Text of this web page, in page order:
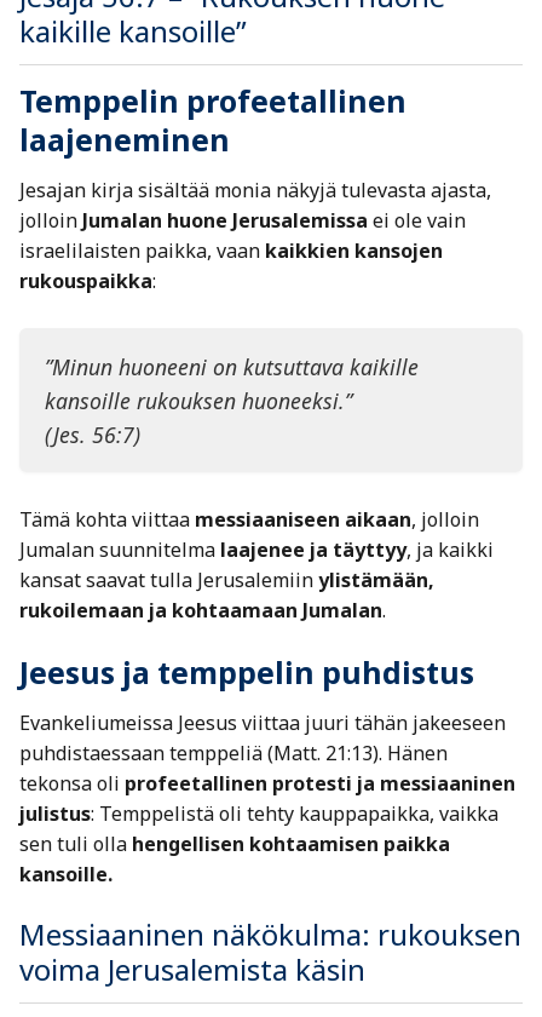
kaikille kansoille”
Temppelin profeetallinen
laajeneminen
Jesajan kirja sisältää monia näkyjä tulevasta ajasta,
jolloin Jumalan huone Jerusalemissa ei ole vain
israelilaisten paikka, vaan kaikkien kansojen
rukouspaikka:
”Minun huoneeni on kutsuttava kaikille
kansoille rukouksen huoneeksi.”
(Jes. 56:7)
Tämä kohta viittaa messiaaniseen aikaan, jolloin
Jumalan suunnitelma laajenee ja täyttyy, ja kaikki
kansat saavat tulla Jerusalemiinylistämään,
rukoilemaan ja kohtaamaan Jumalan.
Jeesus ja temppelin puhdistus
Evankeliumeissa Jeesus viittaa juuri tähän jakeeseen
puhdistaessaan temppeliä (Matt. 21:13). Hänen
tekonsa oli profeetallinen protesti ja messiaaninen
julistus: Temppelistä oli tehty kauppapaikka, vaikka
sen tuli olla hengellisen kohtaamisen paikka
kansoille.
Messiaaninen näkökulma: rukouksen
voima Jerusalemista käsin